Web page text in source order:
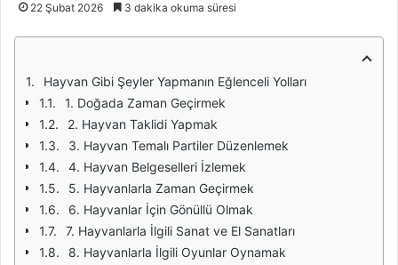
22 Şubat 2026 3 dakika okuma süresi
Hayvan Gibi Şeyler Yapmanın Eğlenceli Yolları
1. Doğada Zaman Geçirmek
2. Hayvan Taklidi Yapmak
3. Hayvan Temalı Partiler Düzenlemek
4. Hayvan Belgeselleri İzlemek
5. Hayvanlarla Zaman Geçirmek
6. Hayvanlar İçin Gönüllü Olmak
7. Hayvanlarla İlgili Sanat ve El Sanatları
8. Hayvanlarla İlgili Oyunlar Oynamak